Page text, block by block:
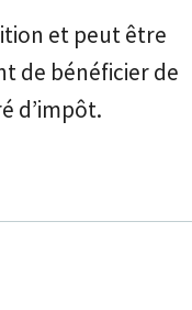
et peut être
de bénéficier de
d’impôt.